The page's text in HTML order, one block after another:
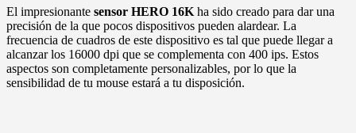
El impresionante sensor HERO 16K ha sido creado para dar una
precisión de la que pocos dispositivos pueden alardear. La
frecuencia de cuadros de este dispositivo es tal que puede llegar a
alcanzar los 16000 dpi que se complementa con 400 ips. Estos
aspectos son completamente personalizables, por lo que la
sensibilidad de tu mouse estará a tu disposición.